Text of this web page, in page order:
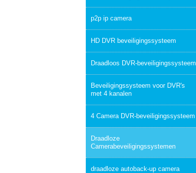
p2p ip camera
HD DVR beveiligingssysteem
Draadloos DVR-beveiligingssysteem
Beveiligingssysteem voor DVR's
met 4 kanalen
4 Camera DVR-beveiligingssysteem
Draadloze
Camerabeveiligingssystemen
draadloze autoback-up camera